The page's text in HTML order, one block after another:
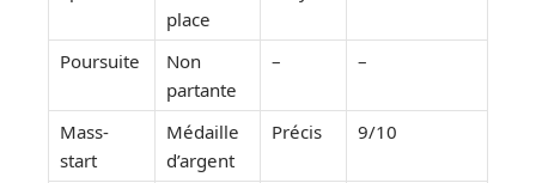
place
Poursuite
Non
partante
– –
Mass-
start
Médaille
d’argent
Précis 9/10